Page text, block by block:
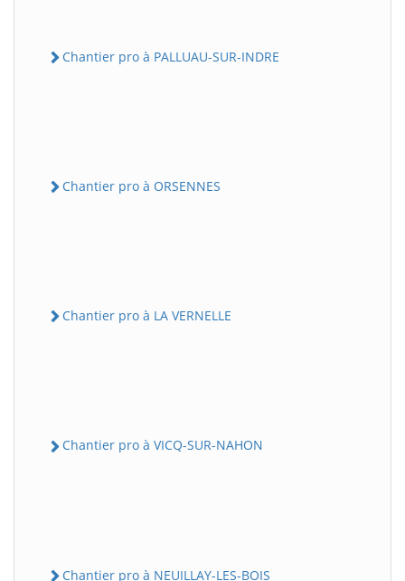
Chantier pro à PALLUAU-SUR-INDRE
Chantier pro à ORSENNES
Chantier pro à LA VERNELLE
Chantier pro à VICQ-SUR-NAHON
Chantier pro à NEUILLAY-LES-BOIS